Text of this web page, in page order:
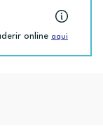
online aqui